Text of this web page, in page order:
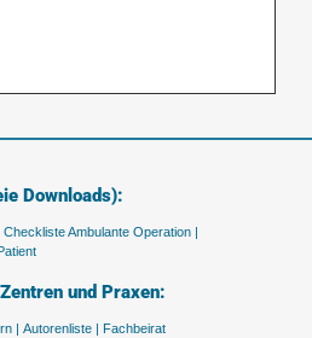
Downloads):
Checkliste Ambulante Operation |
und Praxen:
| Autorenliste | Fachbeirat